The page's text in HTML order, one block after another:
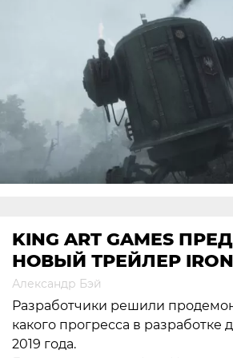
KING ART GAMES
НОВЫЙ ТРЕЙЛЕР IRON
Александр Бэй
Разработчики решили
какого прогресса в разработке
2019 года.